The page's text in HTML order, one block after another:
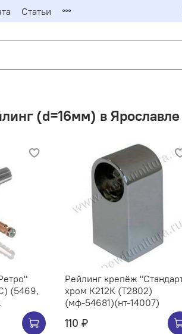
Статьи
(d=16мм) в Ярославле
Рейлинг крепёж "Стандарт"
хром К212К (Т2802)
(мф-54681)(нт-14007)
110 ₽